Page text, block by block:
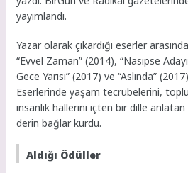
yayımlandı.
Yazar olarak çıkardığı eserler
“Evvel Zaman” (2014), “Nasipse
Gece Yarısı” (2017) ve “Aslında”
Eserlerinde yaşam tecrübelerini,
insanlık hallerini içten bir dille anlatan
derin bağlar kurdu.
Aldığı Ödüller